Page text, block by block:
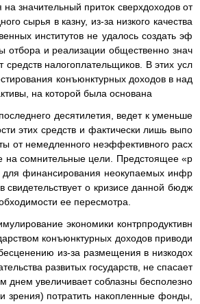
значительный приток сверхдоходов от
сырья в казну, из-за низкого качества
институтов не удалось создать эф
отбора и реализации общественно знач
средств налогоплательщиков. В этих усл
конъюнктурных доходов в над
на которой была основана
десятилетия, ведет к уменьше
этих средств и фактически лишь выпо
от немедленного неэффективного расх
на сомнительные цели. Предстоящее «р
финансирования неокупаемых инфр
свидетельствует о кризисе данной бюдж
ее пересмотра.
экономики контрпродуктивн
конъюнктурных доходов приводи
из-за размещения в низкодох
развитых государств, не спасает
днем увеличивает соблазны бесполезно
зрения) потратить накопленные фонды,